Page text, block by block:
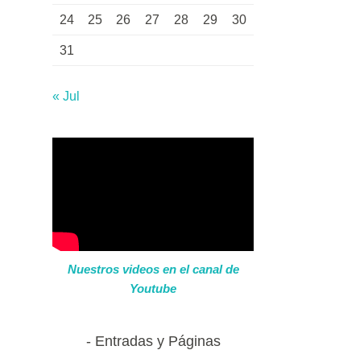
24 25 26 27 28 29 30
31
« Jul
Nuestros videos en el canal de
Youtube
Entradas y Páginas